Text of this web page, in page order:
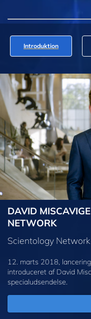
Introduktion
DAVID
NETWORK
Scientology
12. marts 2018,
introduceret af David
specialudsendelse.